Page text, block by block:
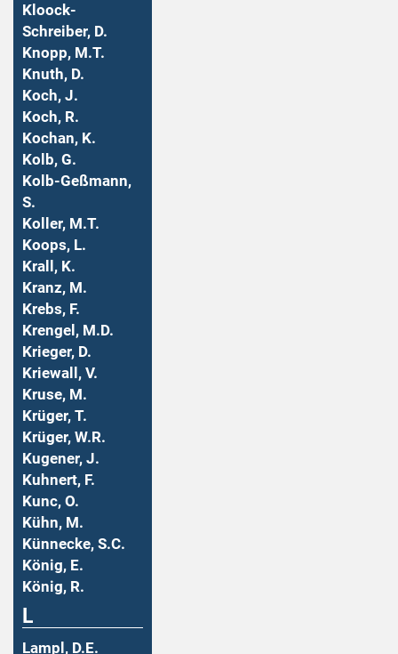
Kloock-
Schreiber, D.
Knopp, M.T.
Knuth, D.
Koch, J.
Koch, R.
Kochan, K.
Kolb, G.
Kolb-Geßmann,
S.
Koller, M.T.
Koops, L.
Krall, K.
Kranz, M.
Krebs, F.
Krengel, M.D.
Krieger, D.
Kriewall, V.
Kruse, M.
Krüger, T.
Krüger, W.R.
Kugener, J.
Kuhnert, F.
Kunc, O.
Kühn, M.
Künnecke, S.C.
König, E.
König, R.
L
Lampl, D.E.